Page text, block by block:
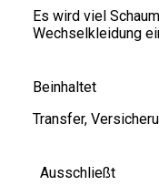
Es wird viel
Wechselkleidung
Beinhaltet
Transfer,
Ausschließt